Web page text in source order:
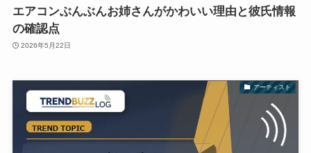
エアコンぶんぶんお姉さんがかわいい理由と彼氏情報
の確認点
2026年5月22日
アーティスト